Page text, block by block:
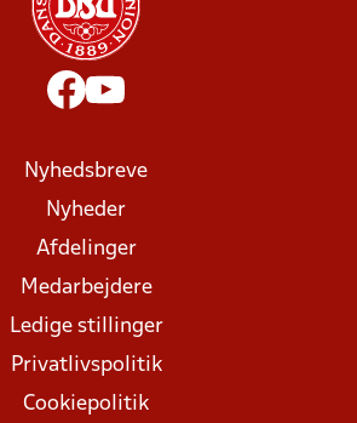
Nyhedsbreve
Nyheder
Afdelinger
Medarbejdere
Ledige stillinger
Privatlivspolitik
Cookiepolitik